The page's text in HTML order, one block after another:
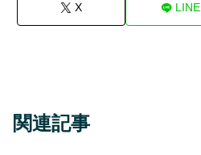
X LINE
関連記事